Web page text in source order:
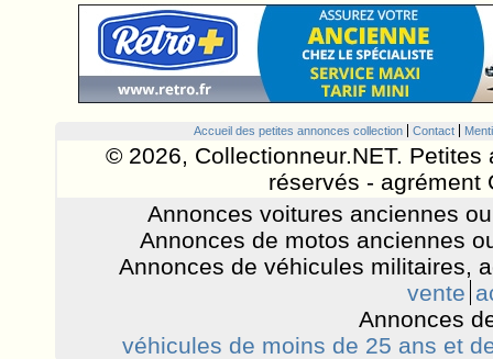
Accueil des petites annonces collection Contact
© 2026, Collectionneur.NET.
réservés - agrément
Annonces voitures anciennes
Annonces de motos anciennes
Annonces de véhicules militaires,
vente
Annonces
véhicules de moins de 25 ans et